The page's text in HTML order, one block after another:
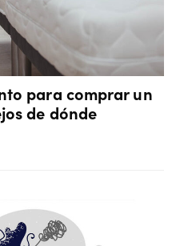
para comprar un
de dónde